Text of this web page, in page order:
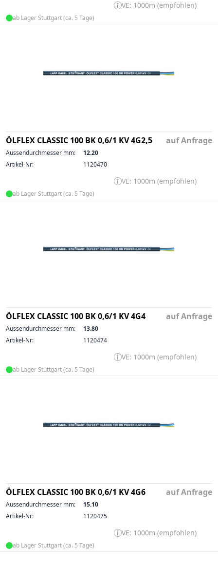
VE: 1000m (empfohlen)
ab Lager Stuttgart (ca. 5 Tage)
ÖLFLEX CLASSIC 100 BK 0,6/1 KV 4G2,5 auf Anfrage
Aussendurchmesser mm:
12.20
Artikel-Nr:
1120470
VE: 1000m (empfohlen)
ab Lager Stuttgart (ca. 5 Tage)
ÖLFLEX CLASSIC 100 BK 0,6/1 KV 4G4 auf Anfrage
Aussendurchmesser mm:
13.80
Artikel-Nr:
1120474
VE: 1000m (empfohlen)
ab Lager Stuttgart (ca. 5 Tage)
ÖLFLEX CLASSIC 100 BK 0,6/1 KV 4G6 auf Anfrage
Aussendurchmesser mm:
15.10
Artikel-Nr:
1120475
VE: 1000m (empfohlen)
ab Lager Stuttgart (ca. 5 Tage)